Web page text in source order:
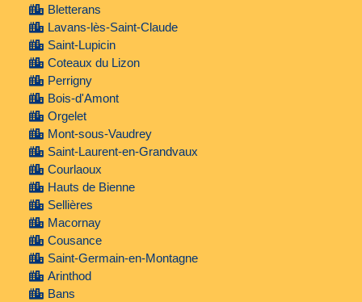
Bletterans
Lavans-lès-Saint-Claude
Saint-Lupicin
Coteaux du Lizon
Perrigny
Bois-d'Amont
Orgelet
Mont-sous-Vaudrey
Saint-Laurent-en-Grandvaux
Courlaoux
Hauts de Bienne
Sellières
Macornay
Cousance
Saint-Germain-en-Montagne
Arinthod
Bans